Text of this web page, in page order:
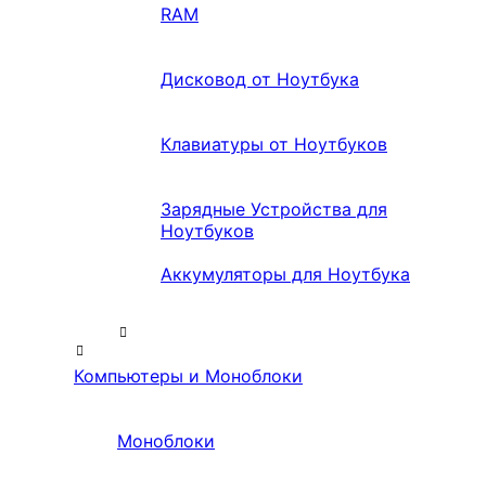
RAM
Дисковод от Ноутбука
Клавиатуры от Ноутбуков
Зарядные Устройства для
Ноутбуков
Аккумуляторы для Ноутбука
Компьютеры и Моноблоки
Моноблоки